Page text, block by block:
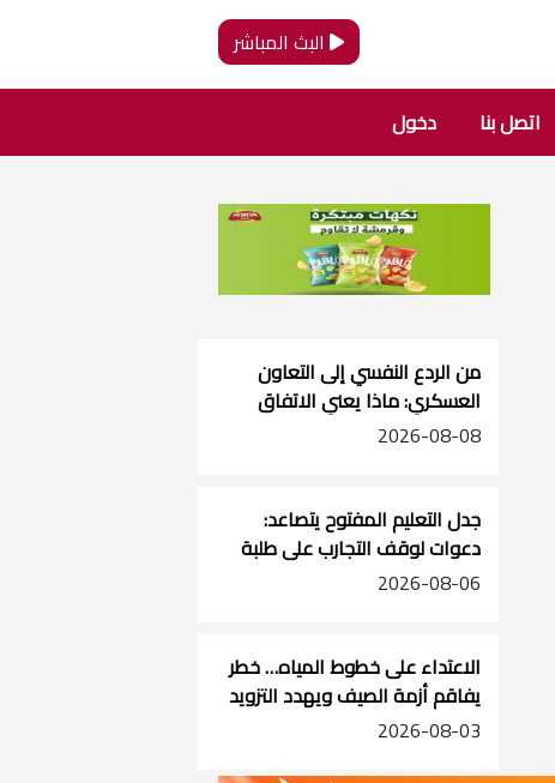
البث المباشر
اتصل بنا دخول
من الردع النفسي إلى التعاون
العسكري: ماذا يعني الاتفاق
الثلاثي؟
2026-08-08
جدل التعليم المفتوح يتصاعد:
دعوات لوقف التجارب على طلبة
الصفوف الأساسية
2026-08-06
الاعتداء على خطوط المياه… خطر
يفاقم أزمة الصيف ويهدد التزويد
في جنوب الضفة
2026-08-03